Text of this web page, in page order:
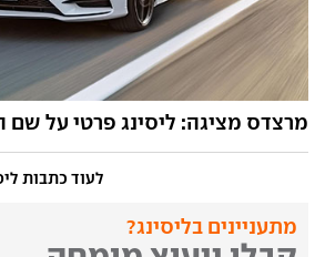
לעוד כתבות
מרצדס מציגה: ליסינג פרטי על שם
מתעניינים בליסינג?